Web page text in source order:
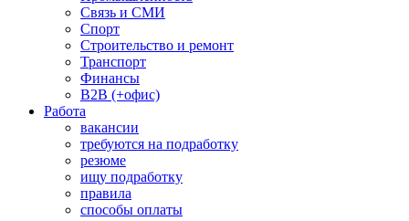
Связь и СМИ
Спорт
Строительство и ремонт
Транспорт
Финансы
B2B (+офис)
Работа
вакансии
требуются на подработку
резюме
ищу подработку
правила
способы оплаты